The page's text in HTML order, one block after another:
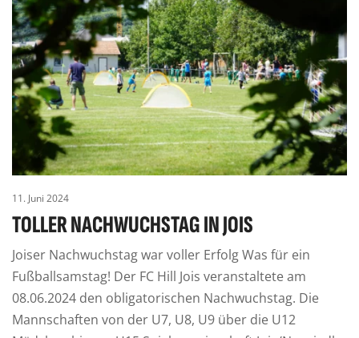
11. Juni 2024
TOLLER NACHWUCHSTAG IN JOIS
Joiser Nachwuchstag war voller Erfolg Was für ein
Fußballsamstag! Der FC Hill Jois veranstaltete am
08.06.2024 den obligatorischen Nachwuchstag. Die
Mannschaften von der U7, U8, U9 über die U12